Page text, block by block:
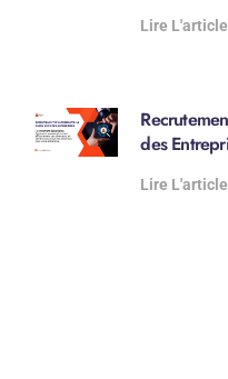
Lire L'article
des
Lire L'article